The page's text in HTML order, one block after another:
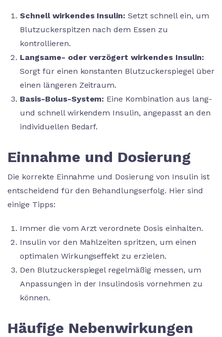
Schnell wirkendes Insulin: Setzt schnell ein, um
Blutzuckerspitzen nach dem Essen zu
kontrollieren.
Langsame- oder verzögert wirkendes Insulin:
Sorgt für einen konstanten Blutzuckerspiegel über
einen längeren Zeitraum.
Basis-Bolus-System: Eine Kombination aus lang-
und schnell wirkendem Insulin, angepasst an den
individuellen Bedarf.
Einnahme und Dosierung
Die korrekte Einnahme und Dosierung von Insulin ist
entscheidend für den Behandlungserfolg. Hier sind
einige Tipps:
Immer die vom Arzt verordnete Dosis einhalten.
Insulin vor den Mahlzeiten spritzen, um einen
optimalen Wirkungseffekt zu erzielen.
Den Blutzuckerspiegel regelmäßig messen, um
Anpassungen in der Insulindosis vornehmen zu
können.
Häufige Nebenwirkungen